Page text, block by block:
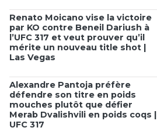
Renato Moicano vise la victoire
par KO contre Beneil Dariush à
l’UFC 317 et veut prouver qu’il
mérite un nouveau title shot |
Las Vegas
Alexandre Pantoja préfère
défendre son titre en poids
mouches plutôt que défier
Merab Dvalishvili en poids coqs |
UFC 317